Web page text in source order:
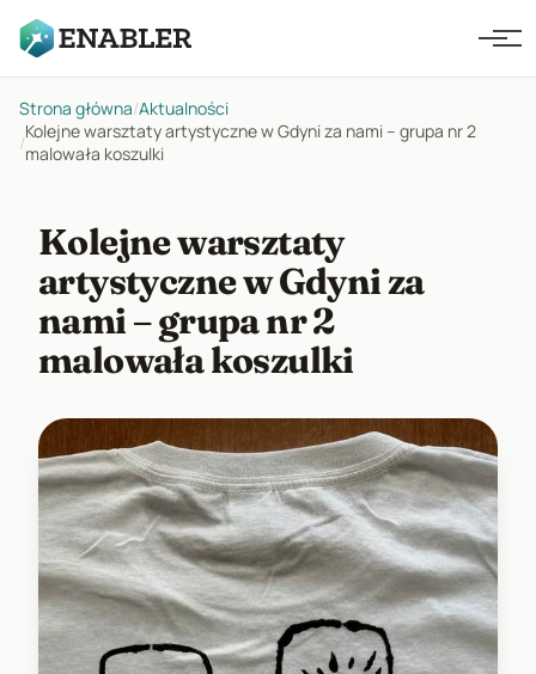
Strona główna/Aktualności
/Kolejne warsztaty artystyczne w Gdyni za nami – grupa nr 2
malowała koszulki
Kolejne warsztaty
artystyczne w Gdyni za
nami – grupa nr 2
malowała koszulki